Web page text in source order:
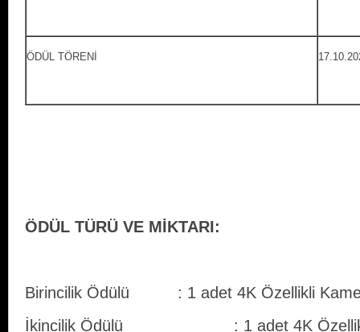
ÖDÜL TÖRENİ
ÖDÜL TÜRÜ VE MİKTARI:
Birincilik Ödülü : 1 adet 4K Özellikli
İkincilik Ödülü : 1 adet 4K Özellikli